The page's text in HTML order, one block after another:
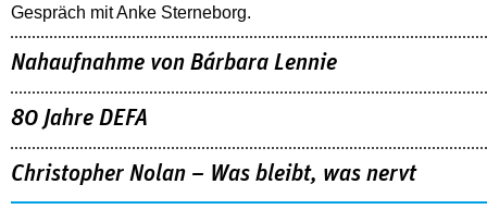
Gespräch mit Anke Sterneborg.
Nahaufnahme von Bárbara Lennie
80 Jahre DEFA
Christopher Nolan – Was bleibt, was nervt